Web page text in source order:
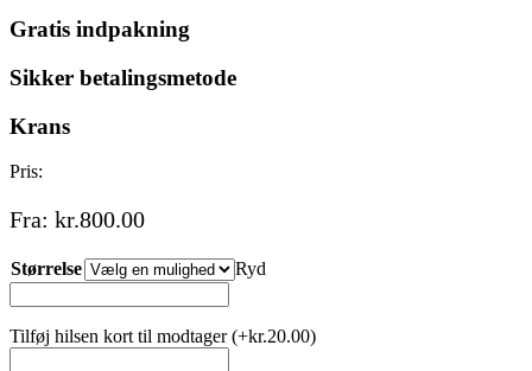
Gratis indpakning
Sikker betalingsmetode
Krans
Pris:
Fra: kr.800.00
Størrelse Ryd
Tilføj hilsen kort til modtager(+kr.20.00)